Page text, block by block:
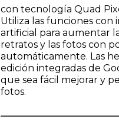
con tecnología Quad
Utiliza las funciones con
artificial para aumentar
retratos y las fotos con
automáticamente. Las
edición integradas de
que sea fácil mejorar y
fotos.